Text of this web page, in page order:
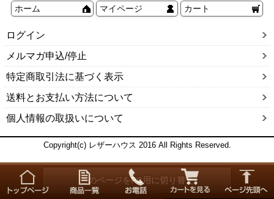
ホーム マイページ カート
ログイン
メルマガ申込/停止
特定商取引法に基づく表示
送料とお支払い方法について
個人情報の取扱いについて
Copyright(c) レザーハウス 2016 All Rights Reserved.
このページをPC用に切り替え